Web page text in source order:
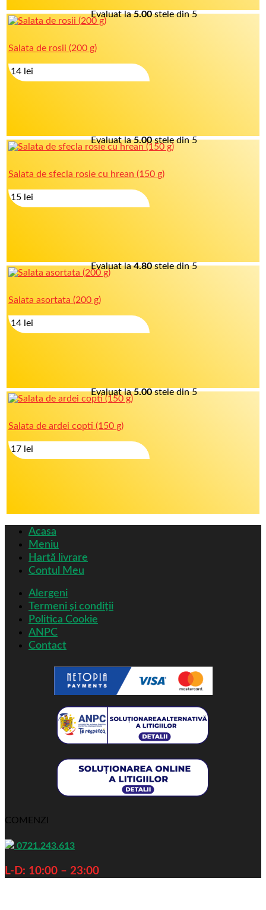
Salata de rosii (200 g)
Evaluat la5.00stele din 5
14 lei
Salata de sfecla rosie cu hrean (150 g)
Evaluat la5.00stele din 5
15 lei
Salata asortata (200 g)
Evaluat la4.80stele din 5
14 lei
Salata de ardei copti (150 g)
Evaluat la5.00stele din 5
17 lei
Acasa
Meniu
Hartă livrare
Contul Meu
Alergeni
Termeni și condiții
Politica Cookie
ANPC
Contact
COMENZI
0721.243.613
L-D: 10:00 – 23:00